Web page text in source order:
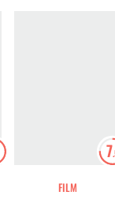
7
FILM